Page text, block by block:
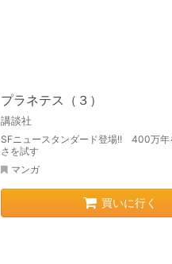
プラネテス（３）
講談社
SFニュースタンダード登場!! 400万年
さを試す
マンガ
買いに行く